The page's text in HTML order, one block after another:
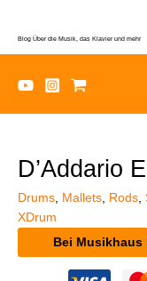
Blog Über die Musik, das Klavier und mehr
D’Addario
Drums Mallets Rods
XDrum
Bei Musikhaus